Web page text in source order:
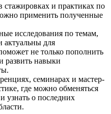
стажировках и практиках по
применить полученные
исследования по темам,
актуальны для
не только пополнить
развить навыки
семинарах и мастер-
где можно обменяться
узнать о последних